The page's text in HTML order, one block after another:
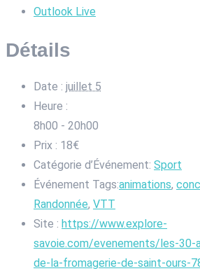
Outlook Live
Détails
Date : juillet 5
Heure :
8h00 - 20h00
Prix : 18€
Catégorie d’Événement: Sport
Événement Tags:animations,
Randonnée, VTT
Site : https://www.explore-
savoie.com/evenements/les-30-
de-la-fromagerie-de-saint-ours-